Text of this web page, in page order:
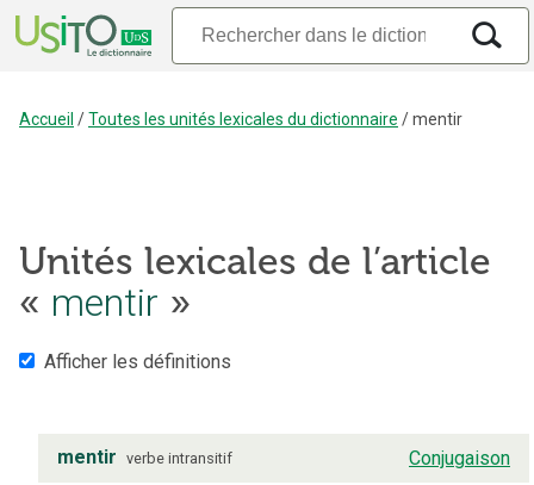
Accueil /Toutes les unités lexicales du dictionnaire /mentir
Unités lexicales de l’article
« mentir »
Afficher les définitions
mentir verbe intransitif Conjugaison